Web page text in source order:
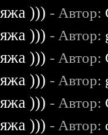
))) - Автор:
))) - Автор:
))) - Автор:
))) - Автор:
))) - Автор:
))) - Автор: